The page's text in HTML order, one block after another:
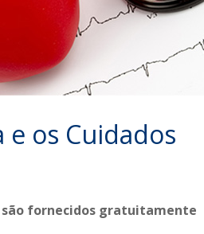
e os Cuidados
são fornecidos gratuitamente